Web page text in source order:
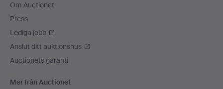
Om Auctionet
Press
Lediga jobb
Anslut ditt auktionshus
Auctionets garanti
Mer från Auctionet